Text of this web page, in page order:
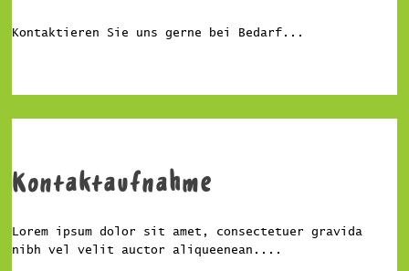
Kontaktieren Sie uns gerne bei Bedarf...
Kontaktaufnahme
Lorem ipsum dolor sit amet, consectetuer gravida
nibh vel velit auctor aliqueenean....